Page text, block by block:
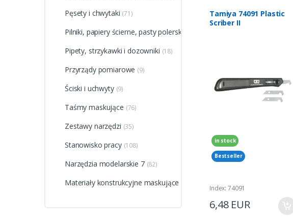
Pęsety i chwytaki (71)
Pilniki, papiery ścierne, pasty polerskie
Pipety, strzykawki i dozowniki (18)
Przyrządy pomiarowe (9)
Ściski i uchwyty (9)
Taśmy maskujące (76)
Zestawy narzędzi (35)
Stanowisko pracy (108)
Narzędzia modelarskie 7 (82)
Materiały konstrukcyjne maskujące
Tamiya 74091 Plastic
Scriber II
in stock
Bestseller
Index: 74091
6,48 EUR